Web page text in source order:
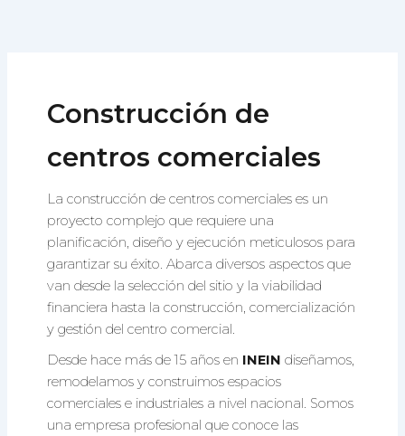
Construcción de
centros comerciales
La construcción de centros comerciales es un
proyecto complejo que requiere una
planificación, diseño y ejecución meticulosos para
garantizar su éxito. Abarca diversos aspectos que
van desde la selección del sitio y la viabilidad
financiera hasta la construcción, comercialización
y gestión del centro comercial.
Desde hace más de 15 años en INEIN diseñamos,
remodelamos y construimos espacios
comerciales e industriales a nivel nacional. Somos
una empresa profesional que conoce las